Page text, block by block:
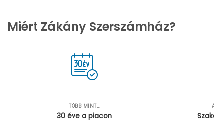
Miért Zákány Szerszámház?
TÖBB MINT...
30 éve a piacon